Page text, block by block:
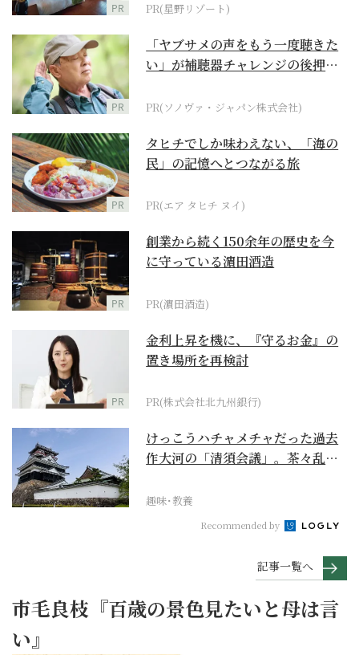
PR PR(星野リゾート)
PR
「ヤブサメの声をもう一度聴きた
い」が補聴器チャレンジの後押し
PR(ソノヴァ・ジャパン株式会社)
PR
タヒチでしか味わえない、「海の
民」の記憶へとつながる旅
PR(エア タヒチ ヌイ)
PR
創業から続く150余年の歴史を今
に守っている濵田酒造
PR(濵田酒造)
PR
金利上昇を機に、『守るお金』の
置き場所を再検討
PR(株式会社北九州銀行)
けっこうハチャメチャだった過去
作大河の「清須会議」。茶々乱
趣味･教養
Recommended by
記事一覧へ
市毛良枝『百歳の景色見たいと母は言
い』